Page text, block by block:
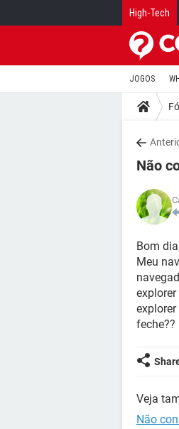
High-Tech
JOGOS
Não
Bom
Meu
feche??
Veja
Não